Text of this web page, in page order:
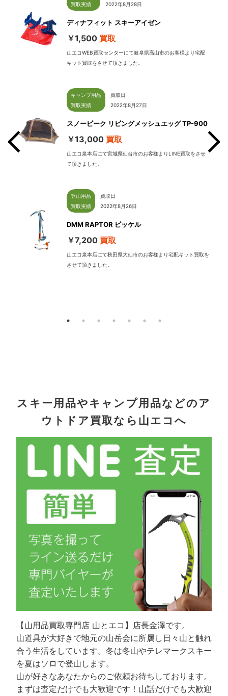
買取実績
2022年8月28日
ディナフィット スキーアイゼン
￥1,500 買取
山エコWEB買取センターにて岐阜県高山市のお客様より宅配
キット買取をさせて頂きました。
キャンプ用品
買取実績
買取日
2022年8月27日
スノーピーク リビングメッシュエッグ TP-900
￥13,000 買取
山エコ泉本店にて宮城県仙台市のお客様よりLINE買取をさせ
て頂きました。
登山用品
買取実績
買取日
2022年8月26日
DMM RAPTOR ピッケル
￥7,200 買取
山エコ泉本店にて秋田県大仙市のお客様より宅配キット買取を
させて頂きました。
スキー用品やキャンプ用品などのア
ウトドア買取なら山エコへ
【山用品買取専門店 山とエコ】店長金澤です。
山道具が大好きで地元の山岳会に所属し日々山と触れ
合う生活をしています。冬は冬山やテレマークスキー
を夏はソロで登山します。
山が好きなあなたからのご依頼お待ちしております。
まずは査定だけでも大歓迎です！山話だけでも大歓迎